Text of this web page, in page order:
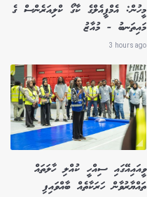
މީހުން: އެމްޕީއެލްގެ ކާގޯ ކްލިއަރެންސް ގެ
މައިތަނބު - މުއާޒު
3 hours ago
ވީއައިއޭގައި ސިއްހީ ކުއްލި ހާލަތައް
ތައްޔާރުވާން ހަރަކާތެއް ބާއްވައިފި